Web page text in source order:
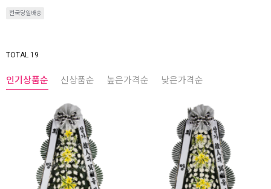
전국당일배송
TOTAL 19
인기상품순 신상품순 높은가격순 낮은가격순